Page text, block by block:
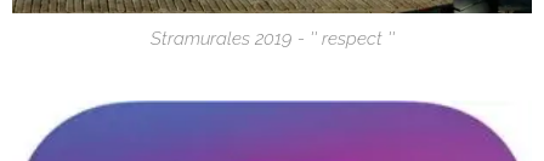
Stramurales 2019 - '' respect ''